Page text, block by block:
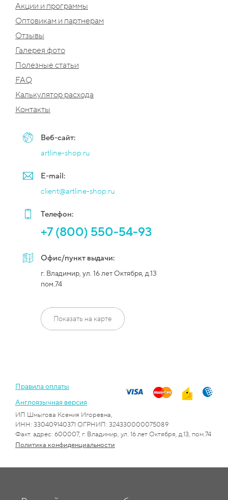
Акции и программы
Оптовикам и партнерам
Отзывы
Галерея фото
Полезные статьи
FAQ
Калькулятор расхода
Контакты
Веб-сайт:
artline-shop.ru
E-mail:
client@artline-shop.ru
Телефон:
+7 (800) 550-54-93
Офис/пункт выдачи:
г. Владимир, ул. 16 лет Октября, д.13
пом.74
Показать на карте
Правила оплаты
Англоязычная версия
ИП Шмыгова Ксения Игоревна,
ИНН: 330409140371 ОГРНИП: 324330000075089
Факт. адрес: 600007, г. Владимир, ул. 16 лет Октября, д.13, пом.74
Политика конфиденциальности